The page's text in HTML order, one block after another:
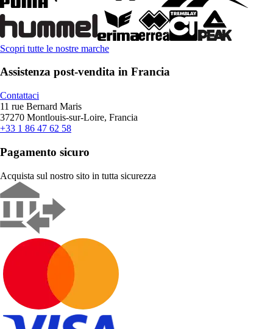
Scopri tutte le nostre marche
Assistenza post-vendita in Francia
Contattaci
11 rue Bernard Maris
37270 Montlouis-sur-Loire, Francia
+33 1 86 47 62 58
Pagamento sicuro
Acquista sul nostro sito in tutta sicurezza